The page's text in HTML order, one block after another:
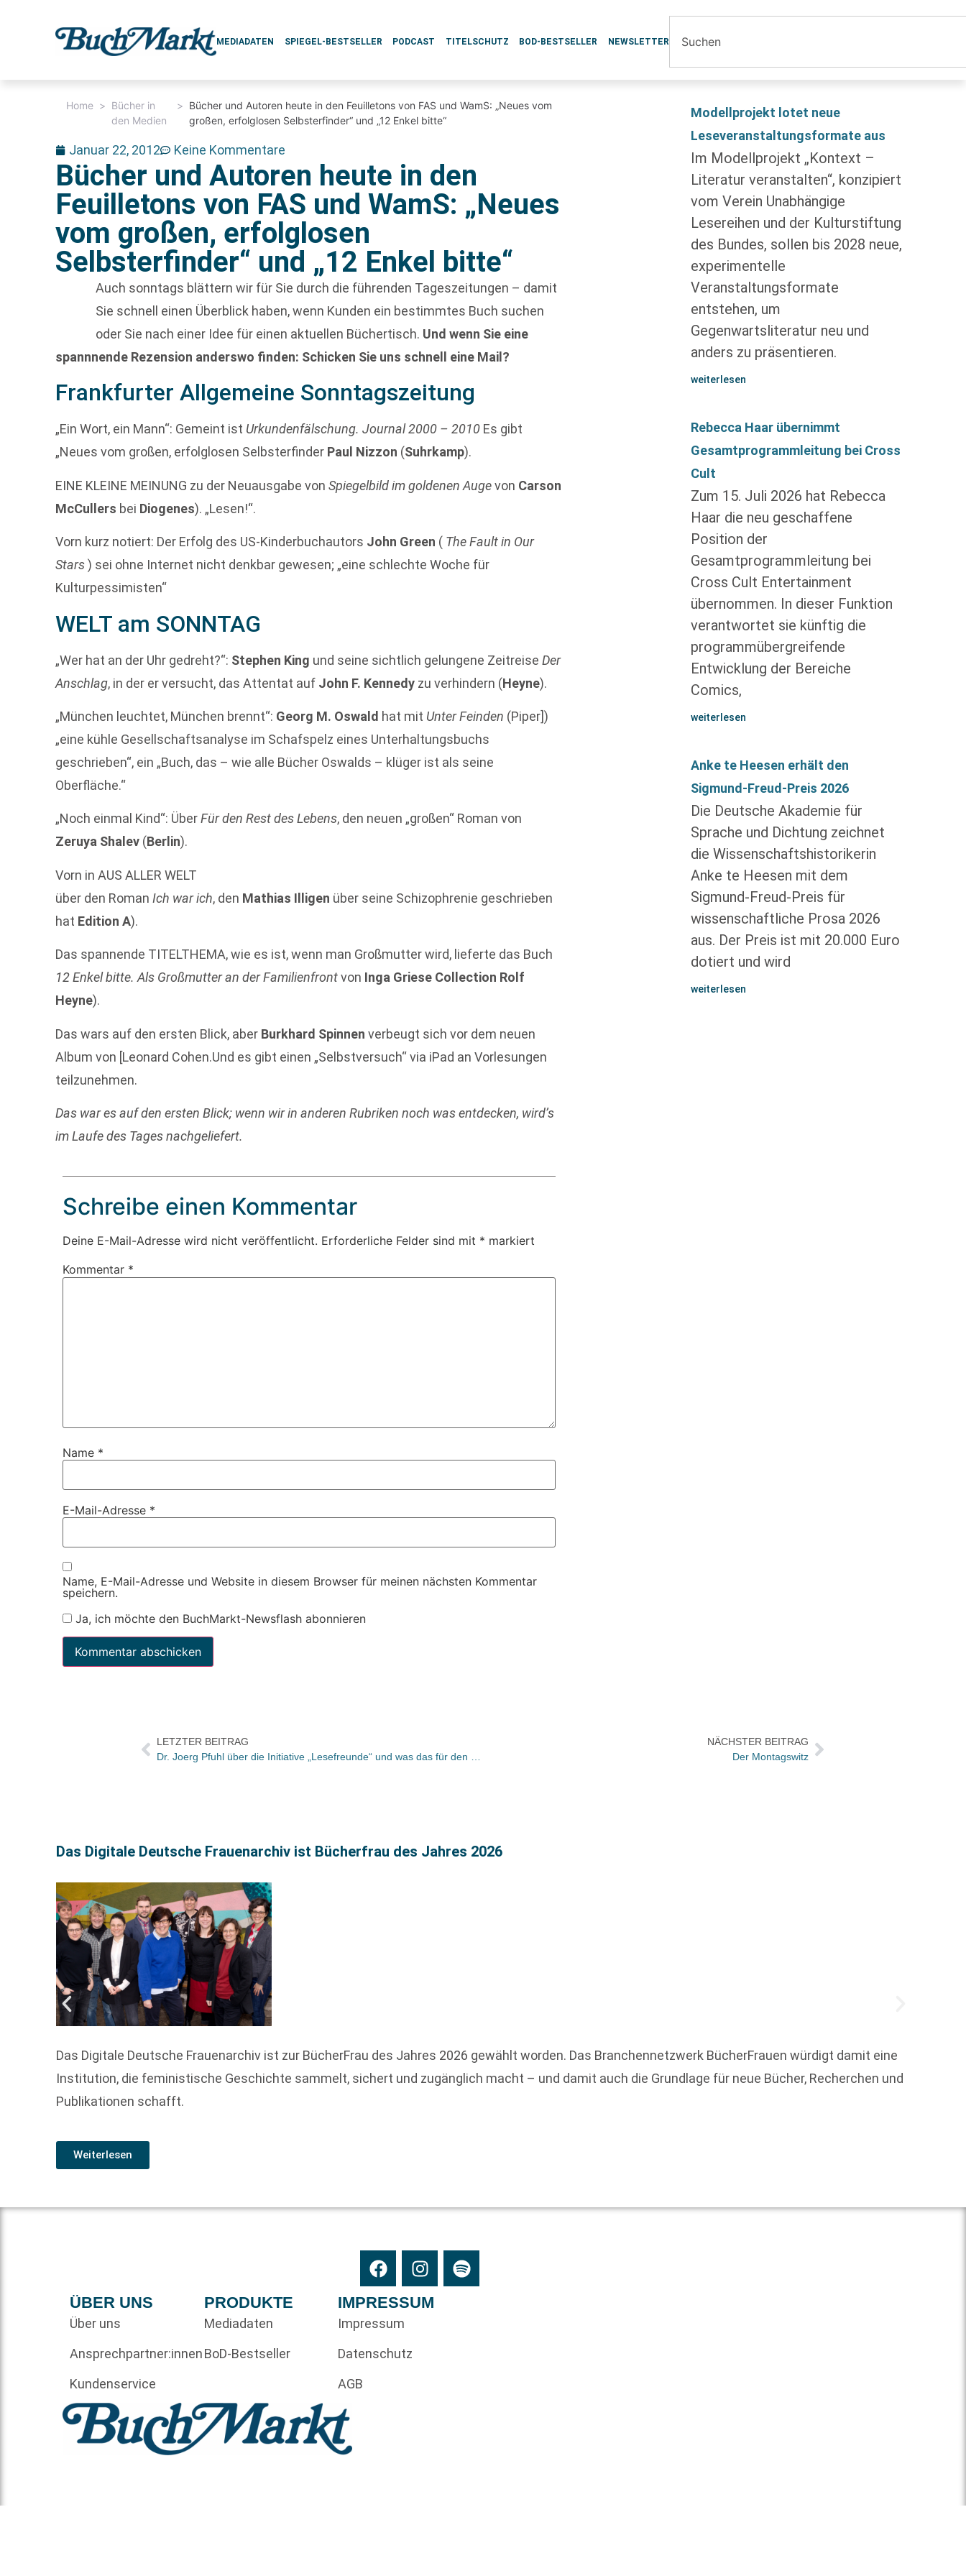
MEDIADATEN SPIEGEL-BESTSELLER PODCAST TITELSCHUTZ BOD-BESTSELLER NEWSLETTER
Home > Bücher in
den Medien
> Bücher und Autoren heute in den Feuilletons von FAS und WamS: „Neues vom
großen, erfolglosen Selbsterfinder“ und „12 Enkel bitte“
Januar 22, 2012 Keine Kommentare
Bücher und Autoren heute in den
Feuilletons von FAS und WamS: „Neues
vom großen, erfolglosen
Selbsterfinder“ und „12 Enkel bitte“
Auch sonntags blättern wir für Sie durch die führenden Tageszeitungen – damit
Sie schnell einen Überblick haben, wenn Kunden ein bestimmtes Buch suchen
oder Sie nach einer Idee für einen aktuellen Büchertisch. Und wenn Sie eine
spannnende Rezension anderswo finden: Schicken Sie uns schnell eine Mail?
Frankfurter Allgemeine Sonntagszeitung
„Ein Wort, ein Mann“: Gemeint ist Urkundenfälschung. Journal 2000 – 2010 Es gibt
„Neues vom großen, erfolglosen Selbsterfinder Paul Nizzon (Suhrkamp).
EINE KLEINE MEINUNG zu der Neuausgabe vonSpiegelbild im goldenen Augevon Carson
McCullers bei Diogenes). „Lesen!“.
Vorn kurz notiert: Der Erfolg des US-Kinderbuchautors John Green ( The Fault in Our
Stars) sei ohne Internet nicht denkbar gewesen; „eine schlechte Woche für
Kulturpessimisten“
WELT am SONNTAG
„Wer hat an der Uhr gedreht?“: Stephen King und seine sichtlich gelungene ZeitreiseDer
Anschlag, in der er versucht, das Attentat auf John F. Kennedy zu verhindern (Heyne).
„München leuchtet, München brennt“: Georg M. Oswald hat mit Unter Feinden (Piper])
„eine kühle Gesellschaftsanalyse im Schafspelz eines Unterhaltungsbuchs
geschrieben“, ein „Buch, das – wie alle Bücher Oswalds – klüger ist als seine
Oberfläche.“
„Noch einmal Kind“: ÜberFür den Rest des Lebens, den neuen „großen“ Roman von
Zeruya Shalev (Berlin).
Vorn in AUS ALLER WELT
über den Roman Ich war ich, den Mathias Illigen über seine Schizophrenie geschrieben
hat Edition A).
Das spannende TITELTHEMA, wie es ist, wenn man Großmutter wird, lieferte das Buch
12 Enkel bitte. Als Großmutter an der Familienfrontvon Inga Griese Collection Rolf
Heyne).
Das wars auf den ersten Blick, aber Burkhard Spinnen verbeugt sich vor dem neuen
Album von [Leonard Cohen.Und es gibt einen „Selbstversuch“ via iPad an Vorlesungen
teilzunehmen.
Das war es auf den ersten Blick; wenn wir in anderen Rubriken noch was entdecken, wird’s
im Laufe des Tages nachgeliefert.
Schreibe einen Kommentar
Deine E-Mail-Adresse wird nicht veröffentlicht. Erforderliche Felder sind mit * markiert
Kommentar *
Name *
E-Mail-Adresse *
Name, E-Mail-Adresse und Website in diesem Browser für meinen nächsten Kommentar
speichern.
Ja, ich möchte den BuchMarkt-Newsflash abonnieren
Modellprojekt lotet neue
Leseveranstaltungsformate aus
Im Modellprojekt „Kontext –
Literatur veranstalten“, konzipiert
vom Verein Unabhängige
Lesereihen und der Kulturstiftung
des Bundes, sollen bis 2028 neue,
experimentelle
Veranstaltungsformate
entstehen, um
Gegenwartsliteratur neu und
anders zu präsentieren.
weiterlesen
Rebecca Haar übernimmt
Gesamtprogrammleitung bei Cross
Cult
Zum 15. Juli 2026 hat Rebecca
Haar die neu geschaffene
Position der
Gesamtprogrammleitung bei
Cross Cult Entertainment
übernommen. In dieser Funktion
verantwortet sie künftig die
programmübergreifende
Entwicklung der Bereiche
Comics,
weiterlesen
Anke te Heesen erhält den
Sigmund-Freud-Preis 2026
Die Deutsche Akademie für
Sprache und Dichtung zeichnet
die Wissenschaftshistorikerin
Anke te Heesen mit dem
Sigmund-Freud-Preis für
wissenschaftliche Prosa 2026
aus. Der Preis ist mit 20.000 Euro
dotiert und wird
weiterlesen
LETZTER BEITRAG
NÄCHSTER BEITRAG
Der Montagswitz
Das Digitale Deutsche Frauenarchiv ist Bücherfrau des Jahres 2026
Das Digitale Deutsche Frauenarchiv ist zur BücherFrau des Jahres 2026 gewählt worden. Das Branchennetzwerk BücherFrauen würdigt damit eine
Institution, die feministische Geschichte sammelt, sichert und zugänglich macht – und damit auch die Grundlage für neue Bücher, Recherchen und
Publikationen schafft.
Weiterlesen
ÜBER UNS
Über uns
Ansprechpartner:innen
Kundenservice
PRODUKTE
Mediadaten
BoD-Bestseller
IMPRESSUM
Impressum
Datenschutz
AGB